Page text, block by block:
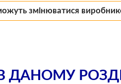
змінюватися
ДАНОМУ